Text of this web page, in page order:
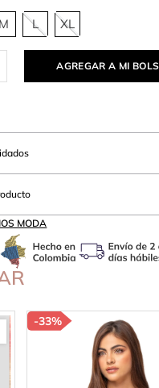
M L XL
AGREGAR A MI
MODA
-33%